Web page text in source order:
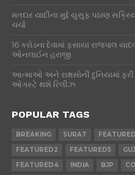
મતદાર યાદીના મુદ્દે યુસુફ પઠાણ
ચર્ચા
16 કરોડના દેવામાં ફસાયા રાજપાલ
ઓનલાઈન હરાજી
આત્માઓ અને રાક્ષસોની દુનિયામાં ફરી
ઓગસ્ટે થશે રિલીઝ
POPULAR TAGS
BREAKING SURAT FEATURED
FEATURED2
FEATURED5
FEATURED4
INDIA BJP